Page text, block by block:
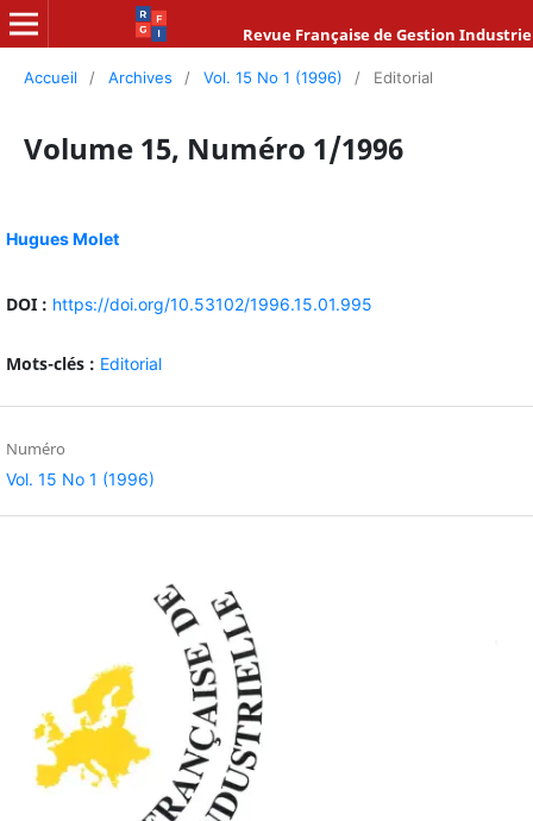
Revue Française de Gestion
Accueil / Archives / Vol. 15 No 1 (1996) / Editorial
Volume 15, Numéro 1/1996
Hugues Molet
DOI : https://doi.org/10.53102/1996.15.01.995
Mots-clés : Editorial
Numéro
Vol. 15 No 1 (1996)